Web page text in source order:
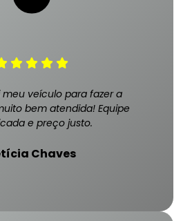
meu veículo para fazer a
bem atendida! Equipe
e preço justo.
Chaves